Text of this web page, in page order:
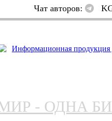
Чат авторов:
- ОДНА